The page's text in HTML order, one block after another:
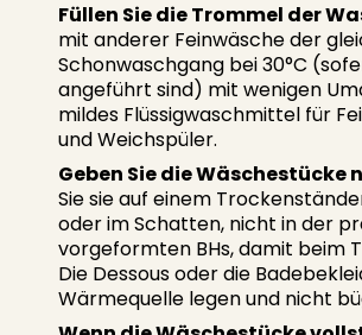
Füllen Sie die Trommel der
mit anderer Feinwäsche der
Schonwaschgang bei 30°C
angeführt sind) mit wenigen
mildes Flüssigwaschmittel für
und Weichspüler.
Geben Sie die
Sie sie auf einem
oder im Schatten, nicht in der
vorgeformten BHs, damit beim
Die Dessous oder die
Wärmequelle legen und nicht